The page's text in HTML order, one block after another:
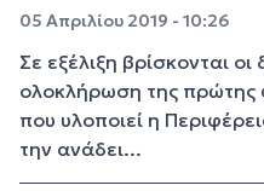
05 Απριλίου 2019 - 10:26
Σε εξέλιξη βρίσκονται οι
ολοκλήρωση της πρώτης
που υλοποιεί η
την ανάδει...